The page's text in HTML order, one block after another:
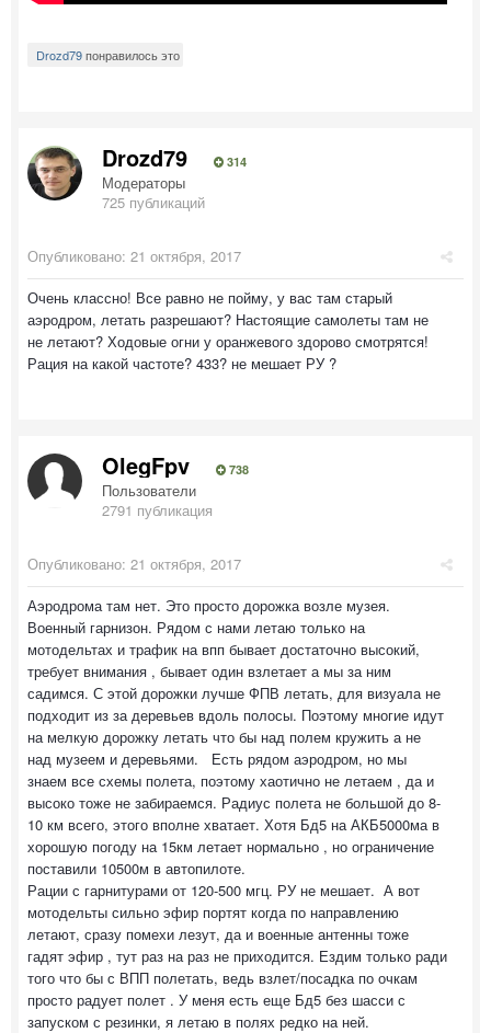
Drozd79понравилось это
Drozd79 314
Модераторы
725 публикаций
Опубликовано: 21 октября, 2017
Очень классно! Все равно не пойму, у вас там старый
аэродром, летать разрешают? Настоящие самолеты там не
не летают? Ходовые огни у оранжевого здорово смотрятся!
Рация на какой частоте? 433? не мешает РУ ?
OlegFpv 738
Пользователи
2791 публикация
Опубликовано: 21 октября, 2017
Аэродрома там нет. Это просто дорожка возле музея.
Военный гарнизон. Рядом с нами летаю только на
мотодельтах и трафик на впп бывает достаточно высокий,
требует внимания , бывает один взлетает а мы за ним
садимся. С этой дорожки лучше ФПВ летать, для визуала не
подходит из за деревьев вдоль полосы. Поэтому многие идут
на мелкую дорожку летать что бы над полем кружить а не
над музеем и деревьями. Есть рядом аэродром, но мы
знаем все схемы полета, поэтому хаотично не летаем , да и
высоко тоже не забираемся. Радиус полета не большой до 8-
10 км всего, этого вполне хватает. Хотя Бд5 на АКБ5000ма в
хорошую погоду на 15км летает нормально , но ограничение
поставили 10500м в автопилоте.
Рации с гарнитурами от 120-500 мгц. РУ не мешает. А вот
мотодельты сильно эфир портят когда по направлению
летают, сразу помехи лезут, да и военные антенны тоже
гадят эфир , тут раз на раз не приходится. Ездим только ради
того что бы с ВПП полетать, ведь взлет/посадка по очкам
просто радует полет . У меня есть еще Бд5 без шасси с
запуском с резинки, я летаю в полях редко на ней.